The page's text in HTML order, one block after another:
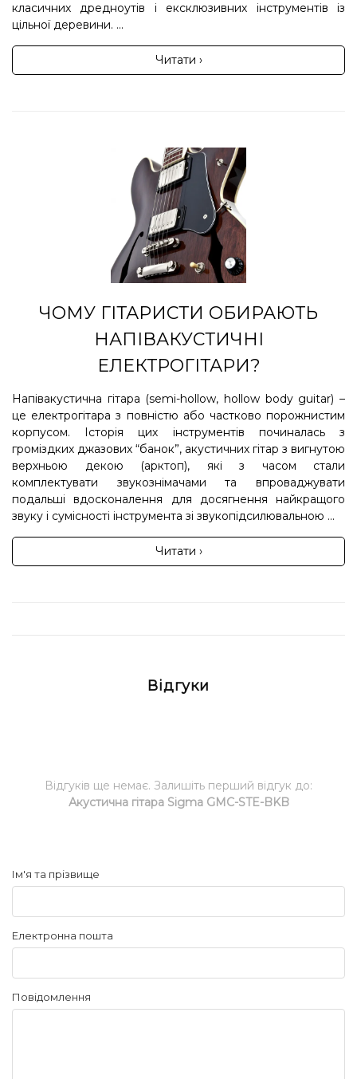
класичних дредноутів і ексклюзивних інструментів із
цільної деревини. ...
Читати ›
ЧОМУ ГІТАРИСТИ ОБИРАЮТЬ
НАПІВАКУСТИЧНІ
ЕЛЕКТРОГІТАРИ?
Напівакустична гітара (semi-hollow, hollow body guitar) –
це електрогітара з повністю або частково порожнистим
корпусом. Історія цих інструментів починалась з
громіздких джазових “банок”, акустичних гітар з вигнутою
верхньою декою (арктоп), які з часом стали
комплектувати звукознімачами та впроваджувати
подальші вдосконалення для досягнення найкращого
звуку і сумісності інструмента зі звукопідсилювальною ...
Читати ›
Відгуки
Відгуків ще немає. Залишіть перший відгук до:
Акустична гітара Sigma GMC-STE-BKB
Ім'я та прізвище
Електронна пошта
Повідомлення